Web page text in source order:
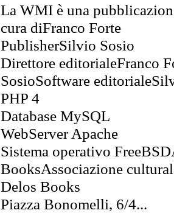
La WMI è una
cura diFranco Forte
PublisherSilvio Sosio
Direttore editorialeFranco
SosioSoftware
PHP 4
Database MySQL
WebServer Apache
Sistema operativo
BooksAssociazione
Delos Books
Piazza Bonomelli, 6/4...